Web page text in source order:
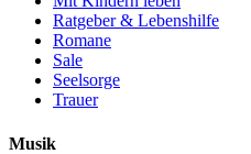
Ratgeber & Lebenshilfe
Romane
Sale
Seelsorge
Trauer
Musik